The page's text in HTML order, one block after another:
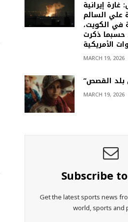
مارس: غارة إيرانية
السالم
في الكويت،
حسبما ذكرت
MARCH 19, 2026
MARCH 19, 2026
Subscribe
Get the latest sports news
world, sports and